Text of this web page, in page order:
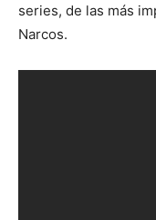
series, de las más
Narcos.